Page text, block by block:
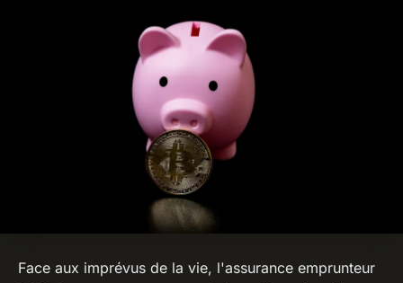
Face aux imprévus de la vie, l'assurance emprunteur